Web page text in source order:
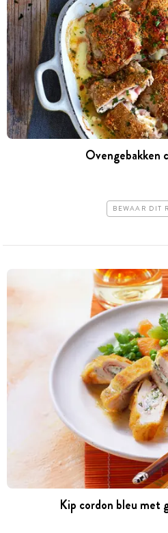
Ovengebakken
BEWAAR DIT
Kip cordon bleu met